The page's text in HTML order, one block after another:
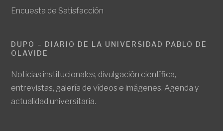
Encuesta de Satisfacción
DUPO – DIARIO DE LA UNIVERSIDAD PABLO DE
OLAVIDE
Noticias institucionales, divulgación científica,
entrevistas, galería de vídeos e imágenes. Agenda y
actualidad universitaria.